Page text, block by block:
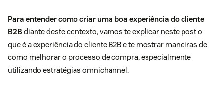
Para entender como criar uma boa experiência do cliente
B2Bdiante deste contexto, vamos te explicar neste post o
que é a experiência do cliente B2B e te mostrar maneiras de
como melhorar o processo de compra, especialmente
utilizando estratégias omnichannel.